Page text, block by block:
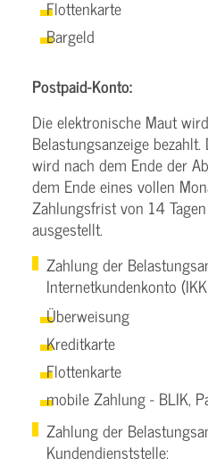
Flottenkarte
Bargeld
Postpaid-Konto:
Die elektronische Maut
Belastungsanzeige
wird nach dem Ende der
dem Ende eines vollen
Zahlungsfrist von 14
ausgestellt.
Zahlung der
Internetkundenkonto
Überweisung
Kreditkarte
Flottenkarte
mobile Zahlung - BLIK,
Zahlung der
Kundendienststelle: